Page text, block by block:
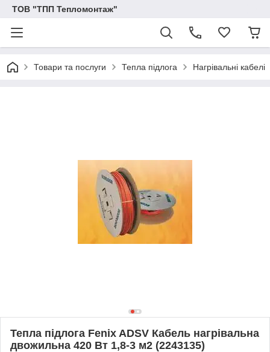
ТОВ "ТПП Тепломонтаж"
Товари та послуги Тепла підлога Нагрівальні кабелі
Тепла підлога Fenix ADSV Кабель нагрівальна
двожильна 420 Вт 1,8-3 м2 (2243135)